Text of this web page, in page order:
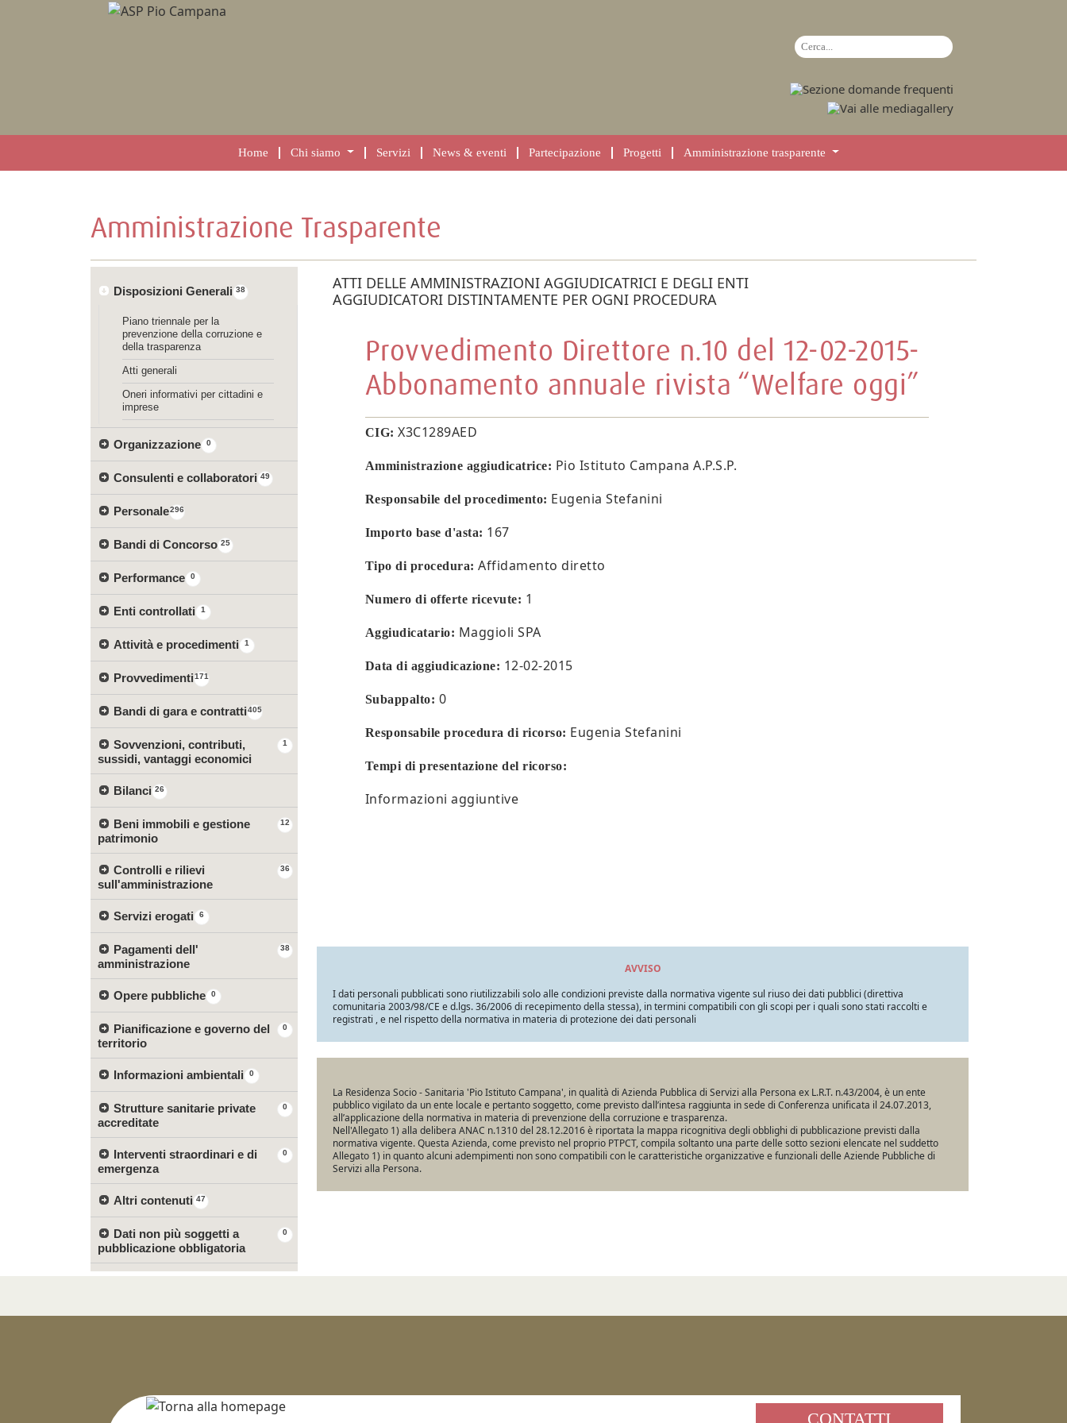
Home Chi siamo Servizi News & eventi Partecipazione Progetti Amministrazione trasparente
Amministrazione Trasparente
38
Disposizioni Generali
Piano triennale per la
prevenzione della corruzione e
della trasparenza
Atti generali
Oneri informativi per cittadini e
imprese
0
Organizzazione
49
Consulenti e collaboratori
296
Personale
25
Bandi di Concorso
0
Performance
1
Enti controllati
1
Attività e procedimenti
171
Provvedimenti
405
Bandi di gara e contratti
1
Sovvenzioni, contributi,
sussidi, vantaggi economici
26
Bilanci
12
Beni immobili e gestione
patrimonio
36
Controlli e rilievi
sull'amministrazione
6
Servizi erogati
38
Pagamenti dell'
amministrazione
0
Opere pubbliche
0
Pianificazione e governo del
territorio
0
Informazioni ambientali
0
Strutture sanitarie private
accreditate
0
Interventi straordinari e di
emergenza
47
Altri contenuti
0
Dati non più soggetti a
pubblicazione obbligatoria
ATTI DELLE AMMINISTRAZIONI AGGIUDICATRICI E DEGLI ENTI
AGGIUDICATORI DISTINTAMENTE PER OGNI PROCEDURA
Provvedimento Direttore n.10 del 12-02-2015-
Abbonamento annuale rivista “Welfare oggi”
CIG: X3C1289AED
Amministrazione aggiudicatrice: Pio Istituto Campana A.P.S.P.
Responsabile del procedimento: Eugenia Stefanini
Importo base d'asta: 167
Tipo di procedura: Affidamento diretto
Numero di offerte ricevute: 1
Aggiudicatario: Maggioli SPA
Data di aggiudicazione: 12-02-2015
Subappalto: 0
Responsabile procedura di ricorso: Eugenia Stefanini
Tempi di presentazione del ricorso:
Informazioni aggiuntive
AVVISO
I dati personali pubblicati sono riutilizzabili solo alle condizioni previste dalla normativa vigente sul riuso dei dati pubblici (direttiva
comunitaria 2003/98/CE e d.lgs. 36/2006 di recepimento della stessa), in termini compatibili con gli scopi per i quali sono stati raccolti e
registrati , e nel rispetto della normativa in materia di protezione dei dati personali
La Residenza Socio - Sanitaria 'Pio Istituto Campana', in qualità di Azienda Pubblica di Servizi alla Persona ex L.R.T. n.43/2004, è un ente
pubblico vigilato da un ente locale e pertanto soggetto, come previsto dall’intesa raggiunta in sede di Conferenza unificata il 24.07.2013,
all’applicazione della normativa in materia di prevenzione della corruzione e trasparenza.
Nell'Allegato 1) alla delibera ANAC n.1310 del 28.12.2016 è riportata la mappa ricognitiva degli obblighi di pubblicazione previsti dalla
normativa vigente. Questa Azienda, come previsto nel proprio PTPCT, compila soltanto una parte delle sotto sezioni elencate nel suddetto
Allegato 1) in quanto alcuni adempimenti non sono compatibili con le caratteristiche organizzative e funzionali delle Aziende Pubbliche di
Servizi alla Persona.
CONTATTI